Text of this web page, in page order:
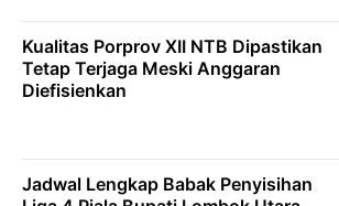
Kualitas Porprov XII NTB Dipastikan
Tetap Terjaga Meski Anggaran
Diefisienkan
Jadwal Lengkap Babak Penyisihan